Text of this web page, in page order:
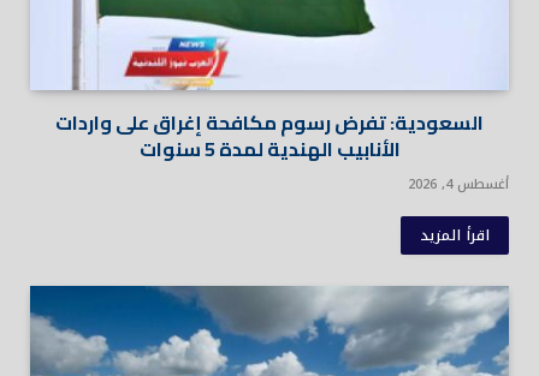
السعودية: تفرض رسوم مكافحة إغراق على واردات
الأنابيب الهندية لمدة 5 سنوات
أغسطس 4, 2026
اقرأ المزيد